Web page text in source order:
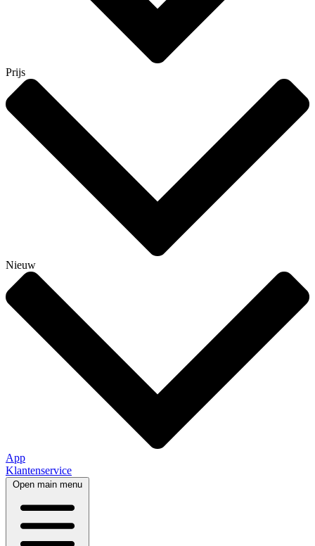
Prijs
Nieuw
App
Klantenservice
Open main menu